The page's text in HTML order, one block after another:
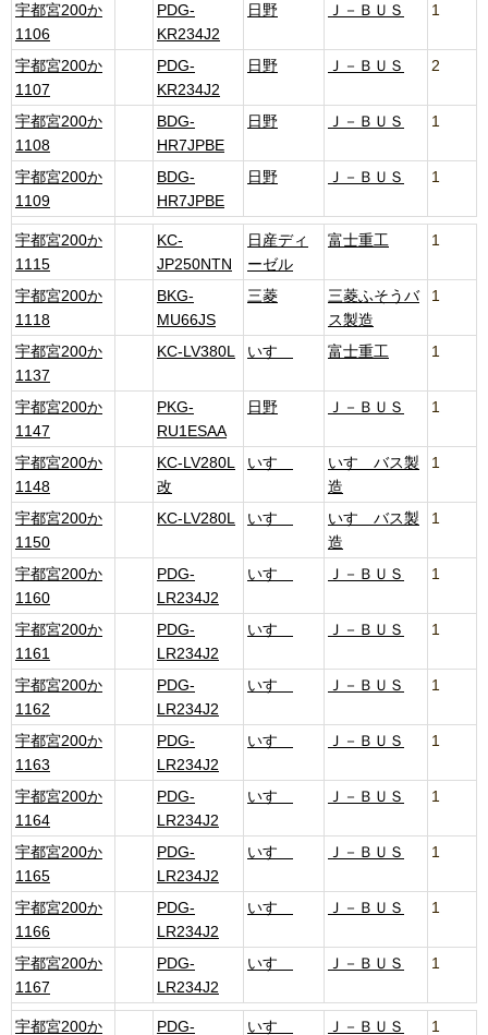
宇都宮200か
1106
PDG-
KR234J2
日野 Ｊ－ＢＵＳ 1
宇都宮200か
1107
PDG-
KR234J2
日野 Ｊ－ＢＵＳ 2
宇都宮200か
1108
BDG-
HR7JPBE
日野 Ｊ－ＢＵＳ 1
宇都宮200か
1109
BDG-
HR7JPBE
日野 Ｊ－ＢＵＳ 1
宇都宮200か
1115
KC-
JP250NTN
日産ディ
ーゼル
富士重工 1
宇都宮200か
1118
BKG-
MU66JS
三菱
三菱ふそうバ
ス製造
1
宇都宮200か
1137
KC-LV380L いすゞ 富士重工 1
宇都宮200か
1147
PKG-
RU1ESAA
日野 Ｊ－ＢＵＳ 1
宇都宮200か
1148
KC-LV280L
改
いすゞ
いすゞバス製
造
1
宇都宮200か
1150
KC-LV280L いすゞ
いすゞバス製
造
1
宇都宮200か
1160
PDG-
LR234J2
いすゞ Ｊ－ＢＵＳ 1
宇都宮200か
1161
PDG-
LR234J2
いすゞ Ｊ－ＢＵＳ 1
宇都宮200か
1162
PDG-
LR234J2
いすゞ Ｊ－ＢＵＳ 1
宇都宮200か
1163
PDG-
LR234J2
いすゞ Ｊ－ＢＵＳ 1
宇都宮200か
1164
PDG-
LR234J2
いすゞ Ｊ－ＢＵＳ 1
宇都宮200か
1165
PDG-
LR234J2
いすゞ Ｊ－ＢＵＳ 1
宇都宮200か
1166
PDG-
LR234J2
いすゞ Ｊ－ＢＵＳ 1
宇都宮200か
1167
PDG-
LR234J2
いすゞ Ｊ－ＢＵＳ 1
宇都宮200か PDG- いすゞ Ｊ－ＢＵＳ 1